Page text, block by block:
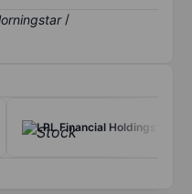
/
LPL Financial Holdings Inc.